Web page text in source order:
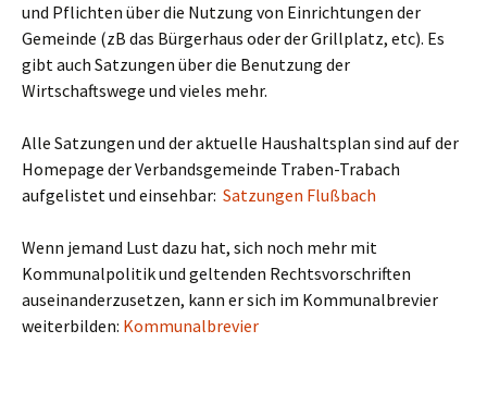
und Pflichten über die Nutzung von Einrichtungen der
Gemeinde (zB das Bürgerhaus oder der Grillplatz, etc). Es
gibt auch Satzungen über die Benutzung der
Wirtschaftswege und vieles mehr.
Alle Satzungen und der aktuelle Haushaltsplan sind auf der
Homepage der Verbandsgemeinde Traben-Trabach
aufgelistet und einsehbar: Satzungen Flußbach
Wenn jemand Lust dazu hat, sich noch mehr mit
Kommunalpolitik und geltenden Rechtsvorschriften
auseinanderzusetzen, kann er sich im Kommunalbrevier
weiterbilden: Kommunalbrevier